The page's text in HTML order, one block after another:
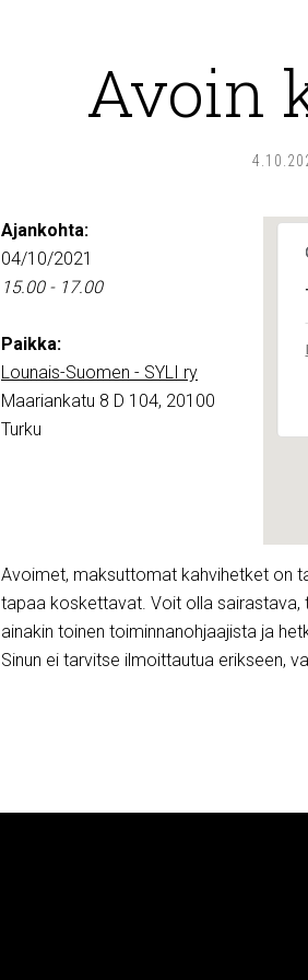
Avoin
Ajankohta:
04/10/2021
15.00 - 17.00
Paikka:
Lounais-Suomen - SYLI ry
Maariankatu 8 D 104, 20100
Turku
Avoimet, maksuttomat kahvihetket on
tapaa koskettavat. Voit olla sairastava,
ainakin toinen toiminnanohjaajista ja
Sinun ei tarvitse ilmoittautua erikseen,